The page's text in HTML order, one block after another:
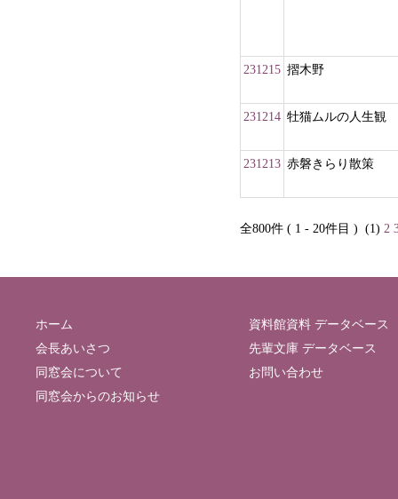
231215 摺木野
231214 牡猫ムルの人生観
231213 赤磐きらり散策
全800件 ( 1 - 20件目 ) (1) 2
ホーム
会長あいさつ
同窓会について
同窓会からのお知らせ
資料館資料 データベース
先輩文庫 データベース
お問い合わせ